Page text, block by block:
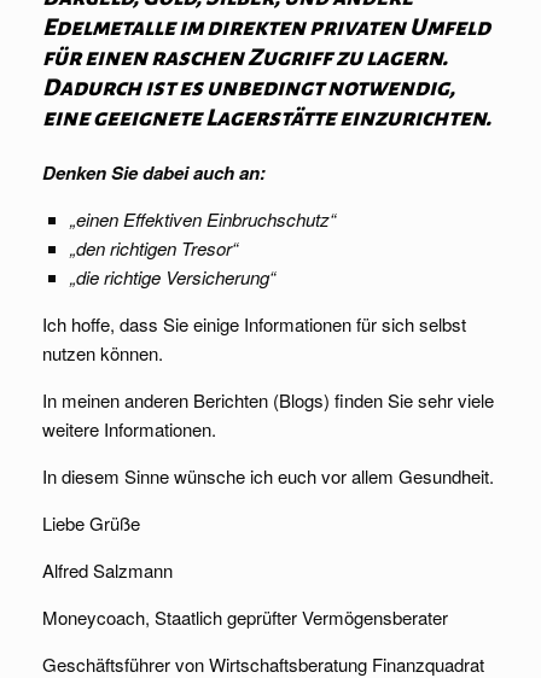
Edelmetalle im direkten privaten Umfeld
für einen raschen Zugriff zu lagern.
Dadurch ist es unbedingt notwendig,
eine geeignete Lagerstätte einzurichten.
Denken Sie dabei auch an:
„einen Effektiven Einbruchschutz“
„den richtigen Tresor“
„die richtige Versicherung“
Ich hoffe, dass Sie einige Informationen für sich selbst
nutzen können.
In meinen anderen Berichten (Blogs) finden Sie sehr viele
weitere Informationen.
In diesem Sinne wünsche ich euch vor allem Gesundheit.
Liebe Grüße
Alfred Salzmann
Moneycoach, Staatlich geprüfter Vermögensberater
Geschäftsführer von Wirtschaftsberatung Finanzquadrat